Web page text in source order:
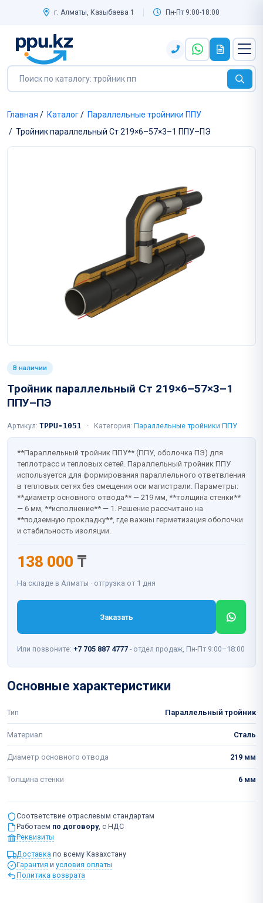
г. Алматы, Казыбаева 1 Пн-Пт 9:00-18:00
Главная / Каталог/ Параллельные тройники ППУ
/ Тройник параллельный Ст 219×6–57×3–1 ППУ–ПЭ
В наличии
Тройник параллельный Ст 219×6–57×3–1
ППУ–ПЭ
Артикул: TPPU-1051 · Категория: Параллельные тройники ППУ
**Параллельный тройник ППУ** (ППУ, оболочка ПЭ) для
теплотрасс и тепловых сетей. Параллельный тройник ППУ
используется для формирования параллельного ответвления
в тепловых сетях без смещения оси магистрали. Параметры:
**диаметр основного отвода** — 219 мм, **толщина стенки**
— 6 мм, **исполнение** — 1. Решение рассчитано на
**подземную прокладку**, где важны герметизация оболочки
и стабильность изоляции.
138 000 ₸
На складе в Алматы · отгрузка от 1 дня
Заказать
Или позвоните: +7 705 887 4777 - отдел продаж, Пн-Пт 9:00–18:00
Основные характеристики
Тип Параллельный тройник
Материал Сталь
Диаметр основного отвода 219 мм
Толщина стенки 6 мм
Соответствие отраслевым стандартам
Работаем по договору, с НДС
Реквизиты
Доставка по всему Казахстану
Гарантия и условия оплаты
Политика возврата